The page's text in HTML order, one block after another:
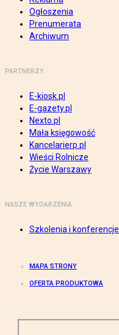
Ogłoszenia
Prenumerata
Archiwum
PARTNERZY
E-kiosk.pl
E-gazety.pl
Nexto.pl
Mała księgowość
Kancelarierp.pl
Wieści Rolnicze
Życie Warszawy
NASZE WYDARZENIA
Szkolenia i konferencje
MAPA STRONY
OFERTA PRODUKTOWA